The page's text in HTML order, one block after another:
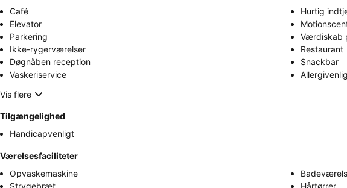
Café
Hurtig
Elevator
Parkering
Værdiskab
Ikke-rygerværelser
Restaurant
Døgnåben reception
Snackbar
Vaskeriservice
Vis flere
Tilgængelighed
Handicapvenligt
Værelsesfaciliteter
Opvaskemaskine